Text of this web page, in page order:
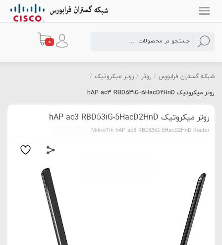
0
شبکه گستران فرابورس / روتر / روتر میکروتیک /
روتر میکروتیک hAP ac3 RBD53iG-5HacD2HnD
روتر میکروتیک hAP ac3 RBD53iG-5HacD2HnD
MikroTik hAP ac3 RBD53iG-5HacD2HnD Router